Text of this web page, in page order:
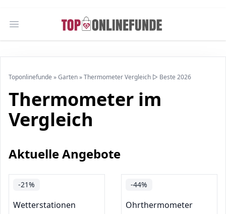
Open main menu
Toponlinefunde »Garten»Thermometer Vergleich ▷ Beste 2026
Thermometer im
Vergleich
Aktuelle Angebote
-21%
Wetterstationen
-44%
Ohrthermometer